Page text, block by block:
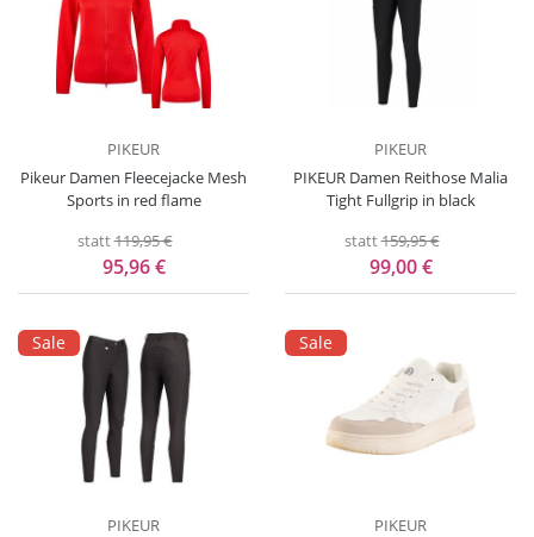
PIKEUR
Pikeur Damen Fleecejacke Mesh
Sports in red flame
statt119,95 €
95,96 €
PIKEUR
PIKEUR Damen Reithose Malia
Tight Fullgrip in black
statt159,95 €
99,00 €
Sale
PIKEUR
Sale
PIKEUR